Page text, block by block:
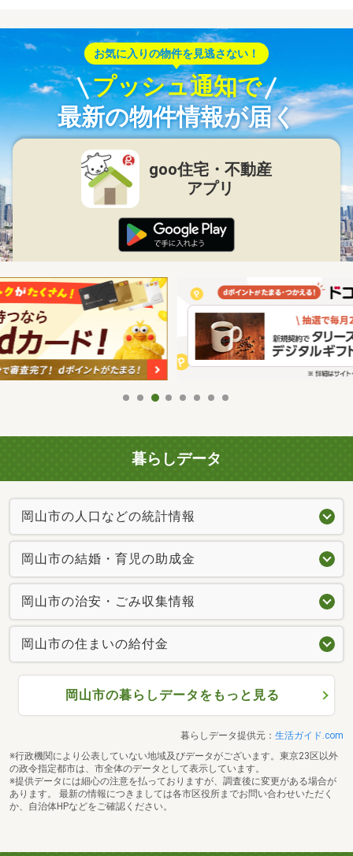
お気に入りの物件を見逃さない！
プッシュ通知で
最新の物件情報が届く
goo住宅・不動産
アプリ
暮らしデータ
岡山市の人口などの統計情報
岡山市の結婚・育児の助成金
岡山市の治安・ごみ収集情報
岡山市の住まいの給付金
岡山市の暮らしデータをもっと見る
暮らしデータ提供元： 生活ガイド.com
※行政機関により公表していない地域及びデータがございます。東京23区以外
の政令指定都市は、市全体のデータとして表示しています。
※提供データには細心の注意を払っておりますが、調査後に変更がある場合が
あります。 最新の情報につきましては各市区役所までお問い合わせいただく
か、自治体HPなどをご確認ください。